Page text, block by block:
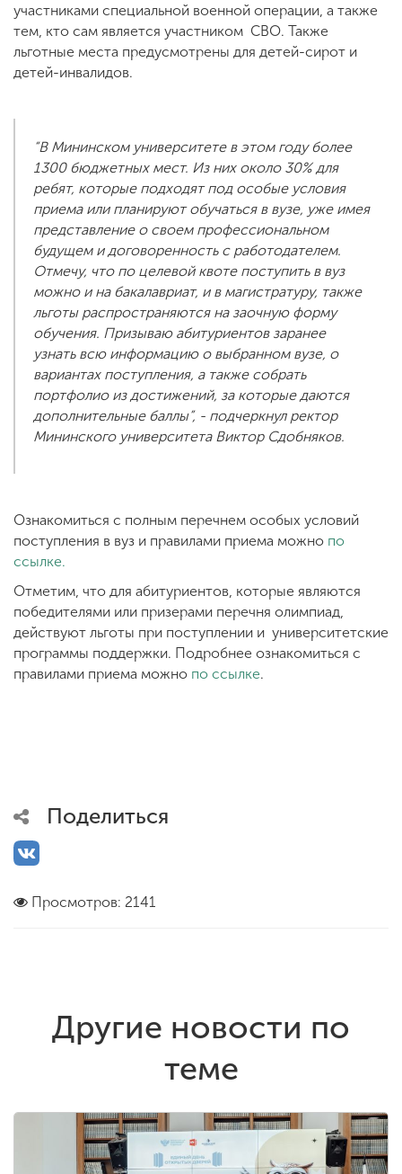
участниками специальной военной операции, а также
тем, кто сам является участником СВО. Также
льготные места предусмотрены для детей-сирот и
детей-инвалидов.
“В Мининском университете в этом году более
1300 бюджетных мест. Из них около 30% для
ребят, которые подходят под особые условия
приема или планируют обучаться в вузе, уже имея
представление о своем профессиональном
будущем и договоренность с работодателем.
Отмечу, что по целевой квоте поступить в вуз
можно и на бакалавриат, и в магистратуру, также
льготы распространяются на заочную форму
обучения. Призываю абитуриентов заранее
узнать всю информацию о выбранном вузе, о
вариантах поступления, а также собрать
портфолио из достижений, за которые даются
дополнительные баллы”, - подчеркнул ректор
Мининского университета Виктор Сдобняков.
Ознакомиться с полным перечнем особых условий
поступления в вуз и правилами приема можно по
ссылке.
Отметим, что для абитуриентов, которые являются
победителями или призерами перечня олимпиад,
действуют льготы при поступлении и университетские
программы поддержки. Подробнее ознакомиться с
правилами приема можно по ссылке.
Поделиться
Просмотров: 2141
Другие новости по
теме